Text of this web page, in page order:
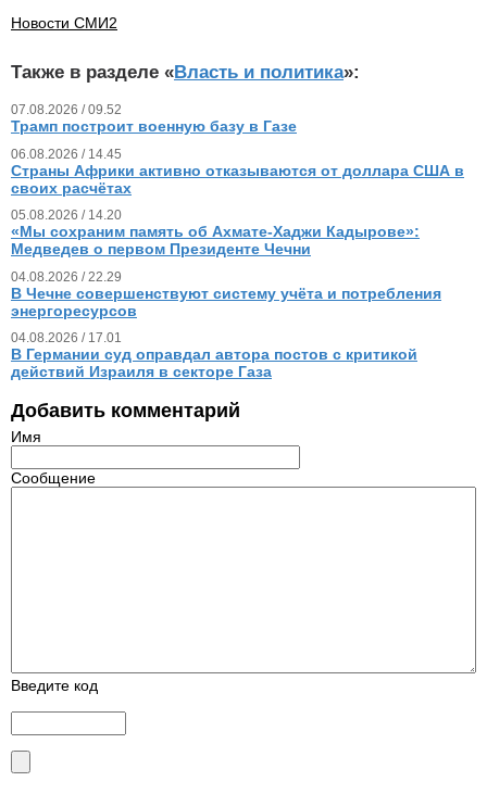
Новости СМИ2
Также в разделе «Власть и политика»:
07.08.2026 / 09.52
Трамп построит военную базу в Газе
06.08.2026 / 14.45
Страны Африки активно отказываются от доллара США в
своих расчётах
05.08.2026 / 14.20
«Мы сохраним память об Ахмате-Хаджи Кадырове»:
Медведев о первом Президенте Чечни
04.08.2026 / 22.29
В Чечне совершенствуют систему учёта и потребления
энергоресурсов
04.08.2026 / 17.01
В Германии суд оправдал автора постов с критикой
действий Израиля в секторе Газа
Добавить комментарий
Имя
Сообщение
Введите код